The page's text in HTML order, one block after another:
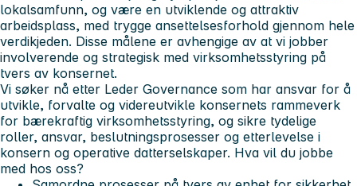
lokalsamfunn, og være en utviklende og attraktiv
arbeidsplass, med trygge ansettelsesforhold gjennom hele
verdikjeden. Disse målene er avhengige av at vi jobber
involverende og strategisk med virksomhetsstyring på
tvers av konsernet.
Vi søker nå etter Leder Governance som har ansvar for å
utvikle, forvalte og videreutvikle konsernets rammeverk
for bærekraftig virksomhetsstyring, og sikre tydelige
roller, ansvar, beslutningsprosesser og etterlevelse i
konsern og operative datterselskaper. Hva vil du jobbe
med hos oss?